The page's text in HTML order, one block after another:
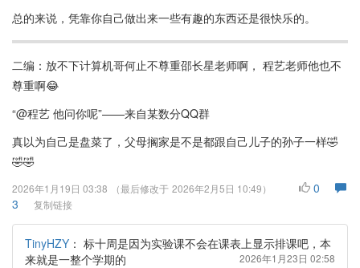
总的来说，凭靠你自己做出来一些有趣的东西还是很快乐的。
二编：放不下计算机哥何止不尊重邵长星老师啊， 程艺老师他也不
尊重啊😂
“@程艺 他问你呢”——来自某数分QQ群
真以为自己是盘菜了，父母搁家是不是都跟自己儿子的孙子一样🤣
🤣🤣
2026年1月19日 03:38 （最后修改于 2026年2月5日 10:49）
0
3
复制链接
TinyHZY ： 标十周是因为实验课不会在课表上显示排课吧，本
来就是一整个学期的
2026年1月23日 02:58